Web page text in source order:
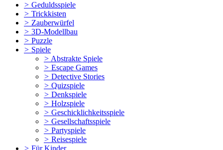
> Geduldsspiele
> Trickkisten
> Zauberwürfel
> 3D-Modellbau
> Puzzle
> Spiele
> Abstrakte Spiele
> Escape Games
> Detective Stories
> Quizspiele
> Denkspiele
> Holzspiele
> Geschicklichkeitsspiele
> Gesellschaftsspiele
> Partyspiele
> Reisespiele
> Für Kinder